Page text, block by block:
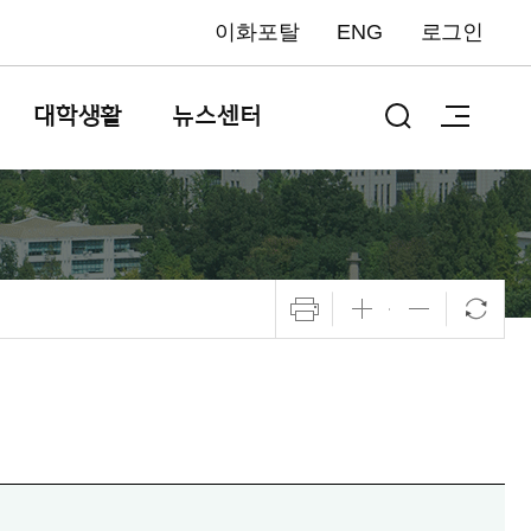
이화포탈 ENG 로그인
대학생활 뉴스센터